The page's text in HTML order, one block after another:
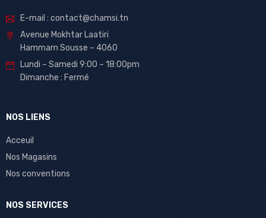
E-mail : contact@chamsi.tn
Avenue Mokhtar Laatiri
Hammam Sousse – 4060
Lundi – Samedi 9:00 – 18:00pm
Dimanche : Fermé
NOS LIENS
Acceuil
Nos Magasins
Nos conventions
NOS SERVICES